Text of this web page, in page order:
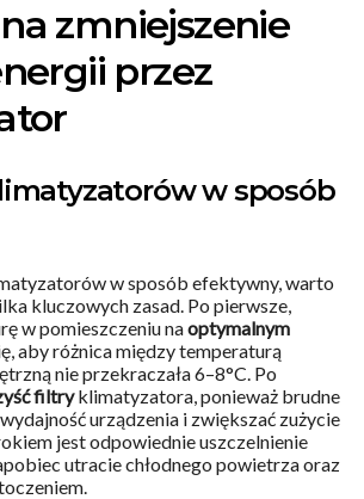
zmniejszenie
przez
w sposób
w sposób efektywny, warto
kluczowych zasad. Po pierwsze,
w pomieszczeniu naoptymalnym
aby różnica między temperaturą
nie przekraczała 6–8°C. Po
filtryklimatyzatora, ponieważ brudne
urządzenia i zwiększać zużycie
jest odpowiednie uszczelnienie
utracie chłodnego powietrza oraz